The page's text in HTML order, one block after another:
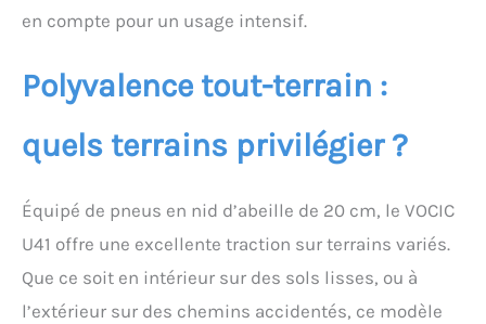
en compte pour un usage intensif.
Polyvalence tout-terrain :
quels terrains privilégier ?
Équipé de pneus en nid d’abeille de 20 cm, le VOCIC
U41 offre une excellente traction sur terrains variés.
Que ce soit en intérieur sur des sols lisses, ou à
l’extérieur sur des chemins accidentés, ce modèle